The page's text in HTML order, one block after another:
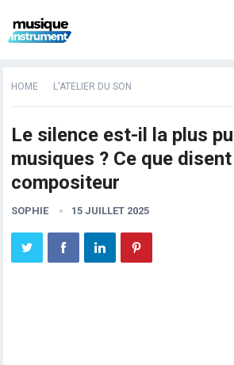
HOME L'ATELIER DU SON
Le silence est-il la plus
musiques ? Ce que
compositeur
SOPHIE 15 JUILLET 2025